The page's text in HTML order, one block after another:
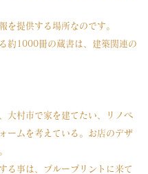
を提供する場所なのです。
約1000冊の蔵書は、建築関連の
大村市で家を建てたい、リノベ
ームを考えている。お店のデザ
る事は、ブループリントに来て